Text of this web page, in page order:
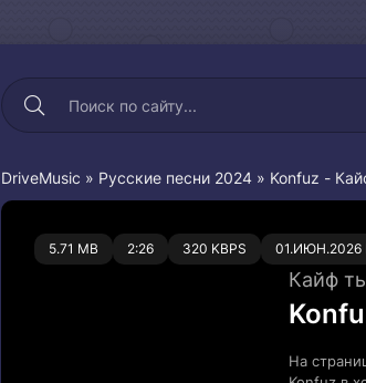
DriveMusic » Русские песни 2024 » Konfuz -
5.71 MB 2:26 320 KBPS 01.ИЮН.2026
0 0
Кайф
На